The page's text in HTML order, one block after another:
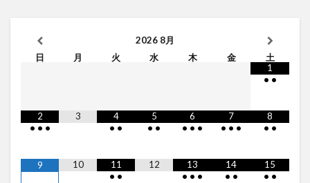
2026 8月
日
月 火 水 木 金
土
1
• •
2
• • •
3
4
• •
5
• •
6
• • •
7
• • •
8
• •
9 10
11
• •
12
13
• • •
14
• •
15
• •